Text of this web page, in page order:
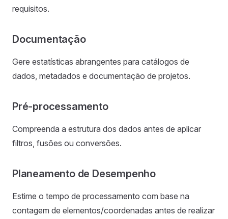
requisitos.
Documentação
Gere estatísticas abrangentes para catálogos de
dados, metadados e documentação de projetos.
Pré-processamento
Compreenda a estrutura dos dados antes de aplicar
filtros, fusões ou conversões.
Planeamento de Desempenho
Estime o tempo de processamento com base na
contagem de elementos/coordenadas antes de realizar